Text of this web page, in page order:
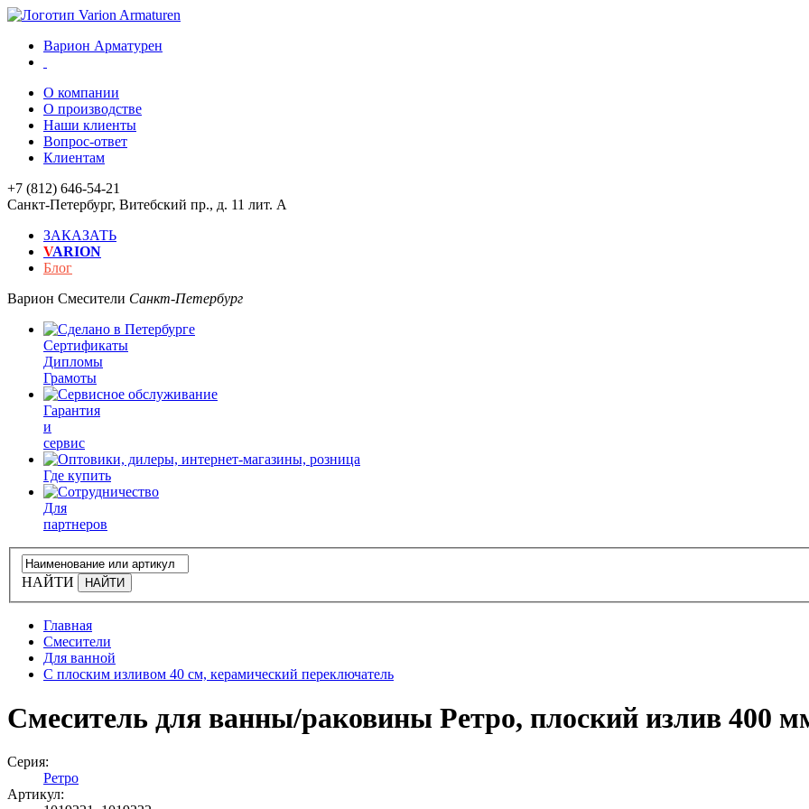
Варион Арматурен
О компании
О производстве
Наши клиенты
Вопрос-ответ
Клиентам
+7 (812) 646-54-21
Санкт-Петербург, Витебский пр., д. 11 лит. А
ЗАКАЗАТЬ
VARION
Блог
Варион Смесители Санкт-Петербург
Сертификаты
Дипломы
Грамоты
Гарантия
и
сервис
Где купить
Для
партнеров
НАЙТИ
Главная
Смесители
Для ванной
С плоским изливом 40 см, керамический переключатель
Смеситель для ванны/раковины Ретро, плоский излив 400
Серия:
Ретро
Артикул: